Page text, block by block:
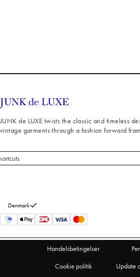
JUNK de LUXE twists the classic and timeless
vintage garments through a fashion forward
styles
Denmark
Handelsbetingelser
Cookie politik
Update